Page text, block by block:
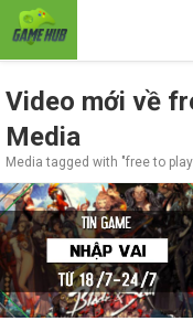
Video mới về
Media
Media tagged with "free to